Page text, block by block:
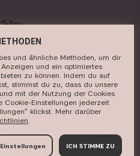
verwenden Cookies -
hier
und ähnliche Methoden, um dir
und ein optimiertes
zu können. Indem du auf
stimmst du zu, dass du unsere
mit der Nutzung der Cookies
Cookie-Einstellungen jederzeit
klickst. Mehr darüber
​.
Einstellungen ICH STIMME ZU